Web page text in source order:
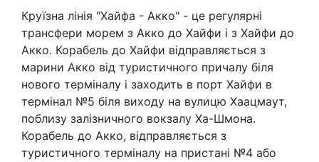
Круїзна лінія "Хайфа - Акко" - це регулярні
трансфери морем з Акко до Хайфи і з Хайфи до
Акко. Корабель до Хайфи відправляється з
марини Акко від туристичного причалу біля
нового терміналу і заходить в порт Хайфи в
термінал №5 біля виходу на вулицю Хаацмаут,
поблизу залізничного вокзалу Ха-Шмона.
Корабель до Акко, відправляється з
туристичного терміналу на пристані №4 або